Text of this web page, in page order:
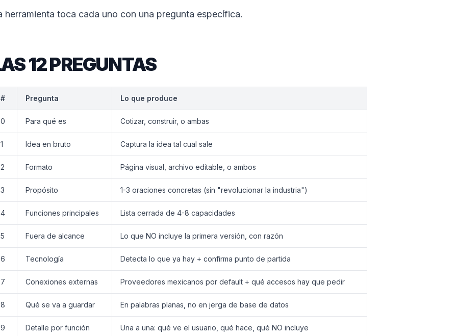
herramienta toca cada uno con una pregunta específica.
12 PREGUNTAS
# Pregunta Lo que produce
0 Para qué es Cotizar, construir, o ambas
1 Idea en bruto Captura la idea tal cual sale
2 Formato Página visual, archivo editable, o ambos
3 Propósito 1-3 oraciones concretas (sin "revolucionar la industria")
4 Funciones principales Lista cerrada de 4-8 capacidades
5 Fuera de alcance Lo que NO incluye la primera versión, con razón
6 Tecnología Detecta lo que ya hay + confirma punto de partida
7 Conexiones externas Proveedores mexicanos por default + qué accesos hay que pedir
8 Qué se va a guardar En palabras planas, no en jerga de base de datos
9 Detalle por función Una a una: qué ve el usuario, qué hace, qué NO incluye